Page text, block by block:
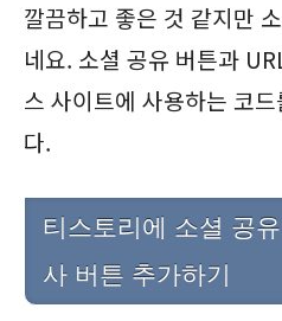
깔끔하고 좋은 것 같지만
네요. 소셜 공유 버튼과
스 사이트에 사용하는 코
다.
티스토리에 소셜 공
사 버튼 추가하기